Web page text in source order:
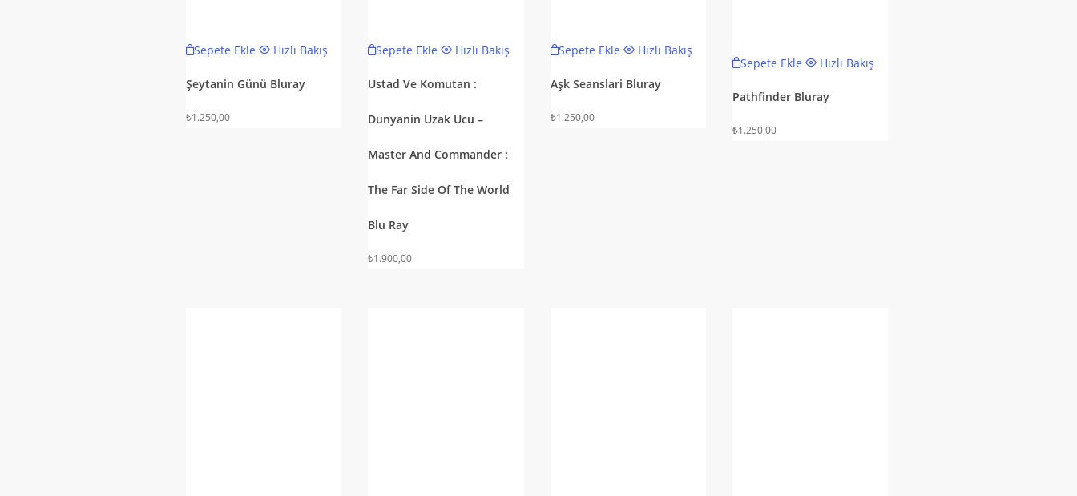
Sepete Ekle Hızlı Bakış
Şeytanin Günü Bluray
₺1.250,00
Sepete Ekle Hızlı Bakış
Ustad Ve Komutan :
Dunyanin Uzak Ucu –
Master And Commander :
The Far Side Of The World
Blu Ray
₺1.900,00
Sepete Ekle Hızlı Bakış
Aşk Seanslari Bluray
₺1.250,00
Sepete Ekle Hızlı Bakış
Pathfinder Bluray
₺1.250,00